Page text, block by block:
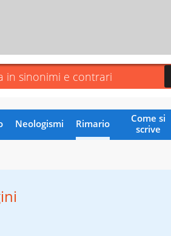
Neologismi Rimario
Come si
scrive